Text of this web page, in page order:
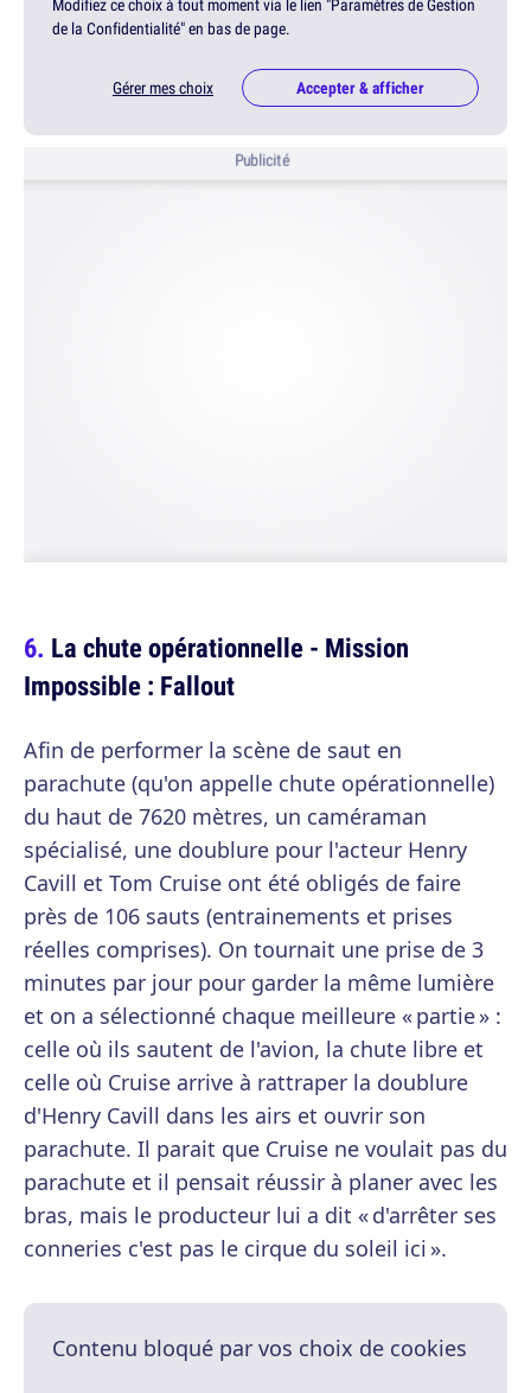
Modifiez ce choix à tout moment via le lien "Paramètres de Gestion
de la Confidentialité" en bas de page.
Gérer mes choix Accepter & afficher
Publicité
La chute opérationnelle - Mission
Impossible : Fallout
Afin de performer la scène de saut en
parachute (qu'on appelle chute opérationnelle)
du haut de 7620 mètres, un caméraman
spécialisé, une doublure pour l'acteur Henry
Cavill et Tom Cruise ont été obligés de faire
près de 106 sauts (entrainements et prises
réelles comprises). On tournait une prise de 3
minutes par jour pour garder la même lumière
et on a sélectionné chaque meilleure « partie » :
celle où ils sautent de l'avion, la chute libre et
celle où Cruise arrive à rattraper la doublure
d'Henry Cavill dans les airs et ouvrir son
parachute. Il parait que Cruise ne voulait pas du
parachute et il pensait réussir à planer avec les
bras, mais le producteur lui a dit « d'arrêter ses
conneries c'est pas le cirque du soleil ici ».
Contenu bloqué par vos choix de cookies